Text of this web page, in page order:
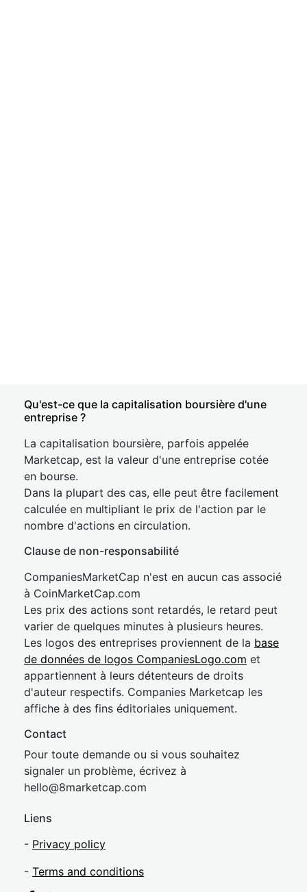
Qu'est-ce que la capitalisation boursière d'une
entreprise ?
La capitalisation boursière, parfois appelée
Marketcap, est la valeur d'une entreprise cotée
en bourse.
Dans la plupart des cas, elle peut être facilement
calculée en multipliant le prix de l'action par le
nombre d'actions en circulation.
Clause de non-responsabilité
CompaniesMarketCap n'est en aucun cas associé
à CoinMarketCap.com
Les prix des actions sont retardés, le retard peut
varier de quelques minutes à plusieurs heures.
Les logos des entreprises proviennent de la base
de données de logos CompaniesLogo.com et
appartiennent à leurs détenteurs de droits
d'auteur respectifs. Companies Marketcap les
affiche à des fins éditoriales uniquement.
Contact
Pour toute demande ou si vous souhaitez
signaler un problème, écrivez à
hello@8marketcap.com
Liens
- Privacy policy
- Terms and conditions